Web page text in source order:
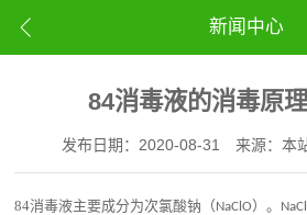
新闻中心
84消毒液的消毒原
发布日期：2020-08-31 来源：本
84消毒液主要成分为次氯酸钠（NaClO）。